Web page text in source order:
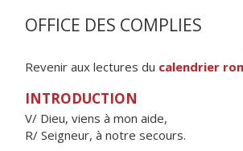
OFFICE DES COMPLIES
Revenir aux lectures du calendrier
INTRODUCTION
V/ Dieu, viens à mon aide,
R/ Seigneur, à notre secours.